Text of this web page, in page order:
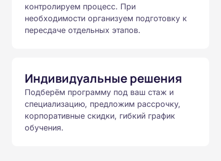
контролируем процесс. При
необходимости организуем подготовку к
пересдаче отдельных этапов.
Индивидуальные решения
Подберём программу под ваш стаж и
специализацию, предложим рассрочку,
корпоративные скидки, гибкий график
обучения.